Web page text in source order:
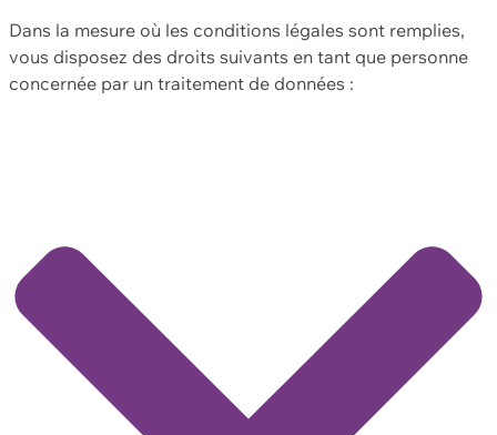
Dans la mesure où les conditions légales sont remplies,
vous disposez des droits suivants en tant que personne
concernée par un traitement de données :